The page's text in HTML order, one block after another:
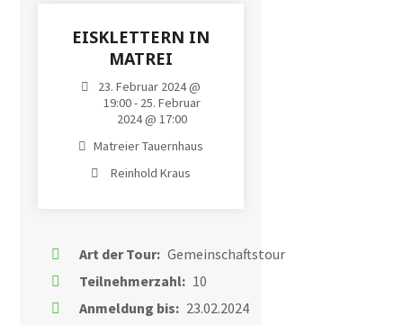
EISKLETTERN IN
MATREI
23. Februar 2024 @
19:00 - 25. Februar
2024 @ 17:00
Matreier Tauernhaus
Reinhold Kraus
Art der Tour: Gemeinschaftstour
Teilnehmerzahl: 10
Anmeldung bis: 23.02.2024